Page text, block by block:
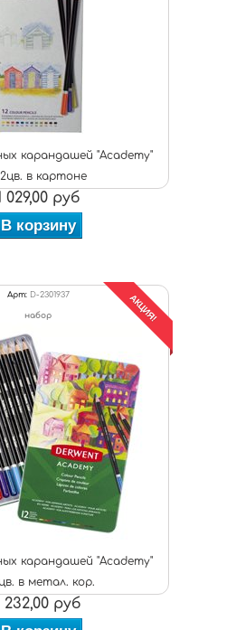
карандашей "Academy"
в картоне
029,00 руб
В корзину
Арт: D-2301937
набор
карандашей "Academy"
в метал. кор.
АКЦИЯ!
232,00 руб